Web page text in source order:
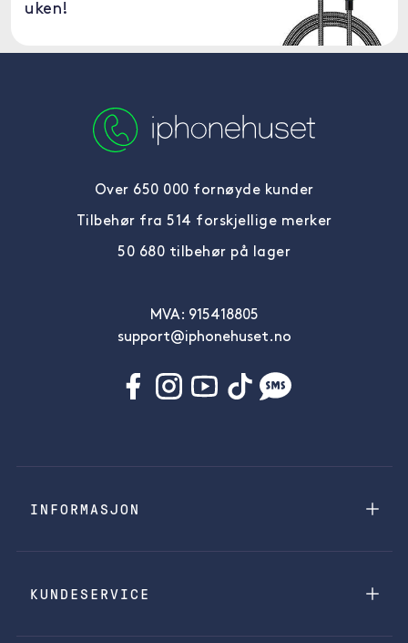
uken!
Over 650 000 fornøyde kunder
Tilbehør fra 514 forskjellige merker
50 680 tilbehør på lager
MVA: 915418805
support@iphonehuset.no
INFORMASJON
KUNDESERVICE